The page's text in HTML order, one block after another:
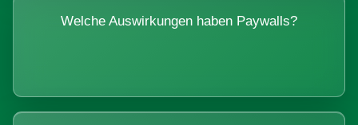
Welche Auswirkungen haben Paywalls?